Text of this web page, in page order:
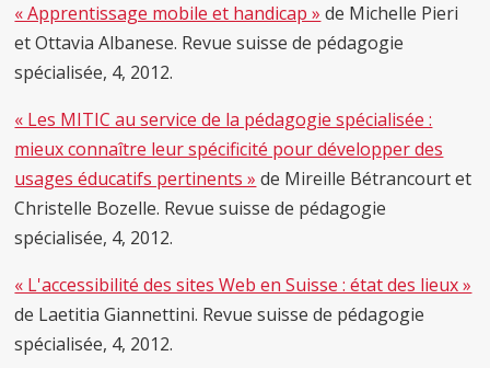
« Apprentissage mobile et handicap » de Michelle Pieri
et Ottavia Albanese. Revue suisse de pédagogie
spécialisée, 4, 2012.
« Les MITIC au service de la pédagogie spécialisée :
mieux connaître leur spécificité pour développer des
usages éducatifs pertinents » de Mireille Bétrancourt et
Christelle Bozelle. Revue suisse de pédagogie
spécialisée, 4, 2012.
« L'accessibilité des sites Web en Suisse : état des lieux »
de Laetitia Giannettini. Revue suisse de pédagogie
spécialisée, 4, 2012.